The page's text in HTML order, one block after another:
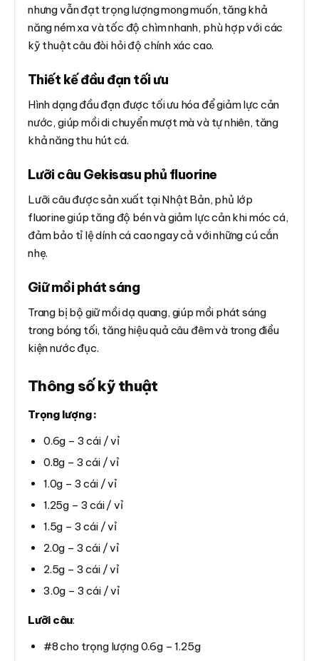
nhưng vẫn đạt trọng lượng mong muốn, tăng khả
năng ném xa và tốc độ chìm nhanh, phù hợp với các
kỹ thuật câu đòi hỏi độ chính xác cao.
Thiết kế đầu đạn tối ưu
Hình dạng đầu đạn được tối ưu hóa để giảm lực cản
nước, giúp mồi di chuyển mượt mà và tự nhiên, tăng
khả năng thu hút cá.
Lưỡi câu Gekisasu phủ fluorine
Lưỡi câu được sản xuất tại Nhật Bản, phủ lớp
fluorine giúp tăng độ bén và giảm lực cản khi móc cá,
đảm bảo tỉ lệ dính cá cao ngay cả với những cú cắn
nhẹ.
Giữ mồi phát sáng
Trang bị bộ giữ mồi dạ quang, giúp mồi phát sáng
trong bóng tối, tăng hiệu quả câu đêm và trong điều
kiện nước đục.
Thông số kỹ thuật
Trọng lượng :
0.6g – 3 cái / vỉ
0.8g – 3 cái / vỉ
1.0g – 3 cái / vỉ
1.25g – 3 cái / vỉ
1.5g – 3 cái / vỉ
2.0g – 3 cái / vỉ
2.5g – 3 cái / vỉ
3.0g – 3 cái / vỉ
Lưỡi câu:
#8 cho trọng lượng 0.6g – 1.25g